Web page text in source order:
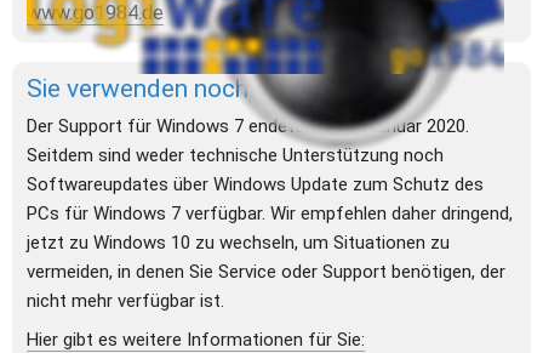
www.go1984.de
Sie verwenden noch Windows 7?
Der Support für Windows 7 endete am 14. Januar 2020.
Seitdem sind weder technische Unterstützung noch
Softwareupdates über Windows Update zum Schutz des
PCs für Windows 7 verfügbar. Wir empfehlen daher dringend,
jetzt zu Windows 10 zu wechseln, um Situationen zu
vermeiden, in denen Sie Service oder Support benötigen, der
nicht mehr verfügbar ist.
Hier gibt es weitere Informationen für Sie: